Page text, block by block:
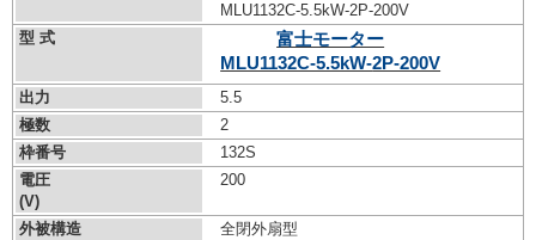
MLU1132C-5.5kW-2P-200V
型 式
富士モーター
MLU1132C-5.5kW-2P-200V
出力
5.5
極数
2
枠番号
132S
電圧
(V)
200
外被構造
全閉外扇型